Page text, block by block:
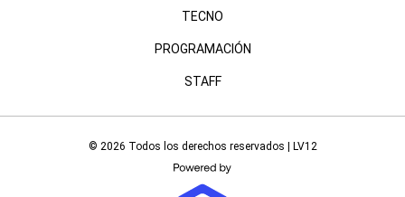
TECNO
PROGRAMACIÓN
STAFF
© 2026 Todos los derechos reservados | LV12